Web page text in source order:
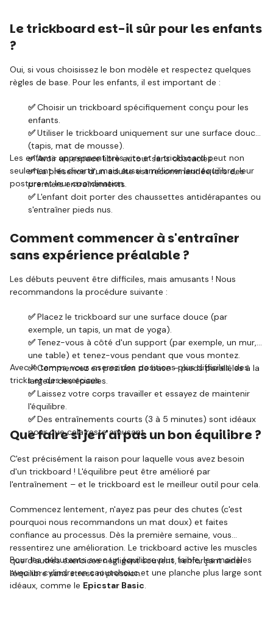
Le trickboard est-il sûr pour les enfants
?
Oui, si vous choisissez le bon modèle et respectez quelques
règles de base. Pour les enfants, il est important de :
✅Choisir un trickboard spécifiquement conçu pour les
enfants.
✅Utiliser le trickboard uniquement sur une surface douce
(tapis, mat de mousse).
✅Avoir un espace libre autour sans obstacles.
✅La présence d'un adulte est recommandée lors des
premiers entraînements.
✅L'enfant doit porter des chaussettes antidérapantes ou
s'entraîner pieds nus.
Les enfants apprennent très vite et le trickboard peut non
seulement les divertir, mais aussi améliorer leur équilibre, leur
posture et leur coordination.
Comment commencer à s'entraîner
sans expérience préalable ?
Les débuts peuvent être difficiles, mais amusants ! Nous
recommandons la procédure suivante :
✅Placez le trickboard sur une surface douce (par
exemple, un tapis, un mat de yoga).
✅Tenez-vous à côté d'un support (par exemple, un mur,
une table) et tenez-vous pendant que vous montez.
✅Commencez en position de base – pieds parallèles à la
largeur des épaules.
✅Laissez votre corps travailler et essayez de maintenir
l'équilibre.
✅Des entraînements courts (3 à 5 minutes) sont idéaux
pour que cela reste amusant.
Avec le temps, vous oserez des positions plus difficiles, des
tricks et des exercices.
Que faire si je n'ai pas un bon équilibre ?
C'est précisément la raison pour laquelle vous avez besoin
d'un trickboard ! L'équilibre peut être amélioré par
l'entraînement – et le trickboard est le meilleur outil pour cela.
Commencez lentement, n'ayez pas peur des chutes (c'est
pourquoi nous recommandons un mat doux) et faites
confiance au processus. Dès la première semaine, vous
ressentirez une amélioration. Le trickboard active les muscles
que d'autres exercices négligent souvent, renforçant ainsi
l'équilibre sans stress ni pression.
Pour les débutants avec un équilibre plus faible, les modèles
avec un cylindre en caoutchouc et une planche plus large sont
idéaux, comme le Epicstar Basic.